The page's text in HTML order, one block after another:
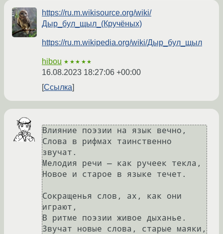
https://ru.m.wikisource.org/wiki/
Дыр_бул_щыл_(Кручёных)
https://ru.m.wikipedia.org/wiki/Дыр_бул_щыл
hibou ★★★★★
16.08.2023 18:27:06 +00:00
Ссылка
Влияние поэзии на язык вечно,
Слова в рифмах таинственно
звучат.
Мелодия речи — как ручеек текла,
Новое и старое в языке течет.
Сокращенья слов, ах, как они
играют,
В ритме поэзии живое дыханье.
Звучат новые слова, старые маяки,